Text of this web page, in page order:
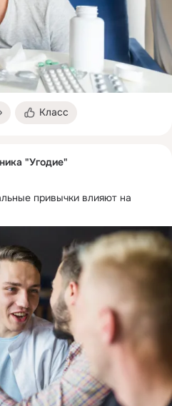
Класс
"Угодие"
привычки влияют на